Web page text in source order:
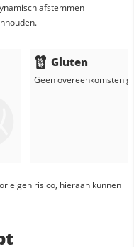
afstemmen
Gluten
Geen overeenkomsten
eigen risico, hieraan kunnen